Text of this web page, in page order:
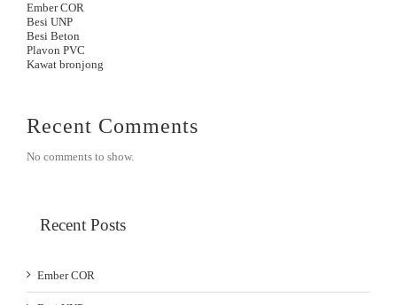
Ember COR
Besi UNP
Besi Beton
Plavon PVC
Kawat bronjong
Recent Comments
No comments to show.
Recent Posts
Ember COR